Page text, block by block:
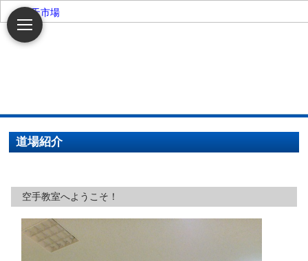
楽天市場
道場紹介
空手教室へようこそ！